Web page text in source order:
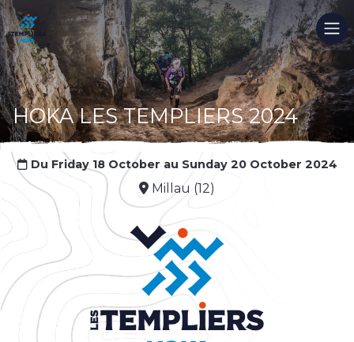
HOKA LES TEMPLIERS 2024
Du Friday 18 October au Sunday 20 October 2024
Millau (12)